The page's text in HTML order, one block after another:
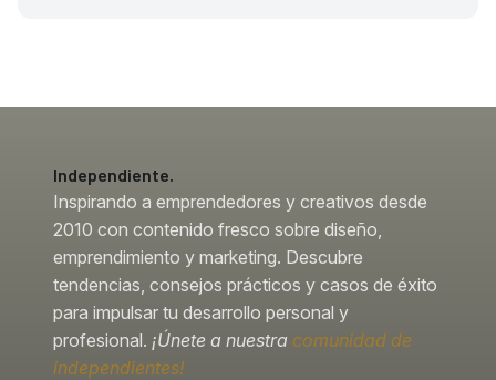
Independiente.
Inspirando a emprendedores y creativos desde
2010 con contenido fresco sobre diseño,
emprendimiento y marketing. Descubre
tendencias, consejos prácticos y casos de éxito
para impulsar tu desarrollo personal y
profesional. ¡Únete a nuestra comunidad de
independientes!